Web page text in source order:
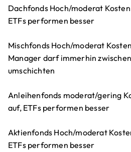
Dachfonds Hoch/moderat
ETFs performen besser
Mischfonds Hoch/moderat
Manager darf immerhin
umschichten
Anleihenfonds moderat/gering
auf, ETFs performen besser
Aktienfonds Hoch/moderat
ETFs performen besser